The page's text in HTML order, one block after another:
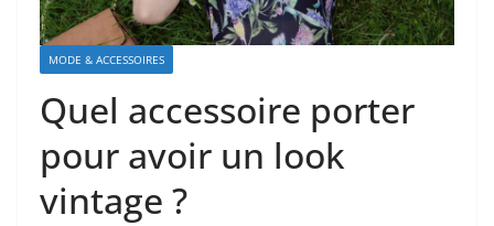
MODE & ACCESSOIRES
Quel accessoire porter
pour avoir un look
vintage ?